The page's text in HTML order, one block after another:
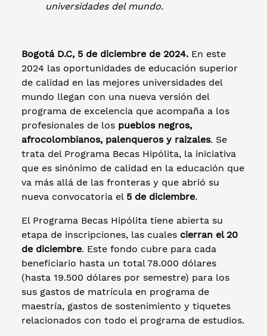
universidades del mundo.
Bogotá D.C, 5 de diciembre de 2024. En este
2024 las oportunidades de educación superior
de calidad en las mejores universidades del
mundo llegan con una nueva versión del
programa de excelencia que acompaña a los
profesionales de los pueblos negros,
afrocolombianos, palenqueros y raizales. Se
trata del Programa Becas Hipólita, la iniciativa
que es sinónimo de calidad en la educación que
va más allá de las fronteras y que abrió su
nueva convocatoria el 5 de diciembre.
El Programa Becas Hipólita tiene abierta su
etapa de inscripciones, las cuales cierran el 20
de diciembre. Este fondo cubre para cada
beneficiario hasta un total 78.000 dólares
(hasta 19.500 dólares por semestre) para los
sus gastos de matrícula en programa de
maestría, gastos de sostenimiento y tiquetes
relacionados con todo el programa de estudios.